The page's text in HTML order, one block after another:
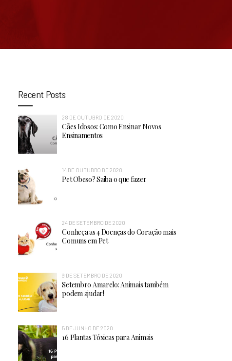
Recent Posts
28 DE OUTUBRO DE 2020
Cães Idosos: Como Ensinar Novos
Ensinamentos
14 DE OUTUBRO DE 2020
Pet Obeso? Saiba o que fazer
24 DE SETEMBRO DE 2020
Conheça as 4 Doenças do Coração mais
Comuns em Pet
9 DE SETEMBRO DE 2020
Setembro Amarelo: Animais também
podem ajudar!
5 DE JUNHO DE 2020
16 Plantas Tóxicas para Animais